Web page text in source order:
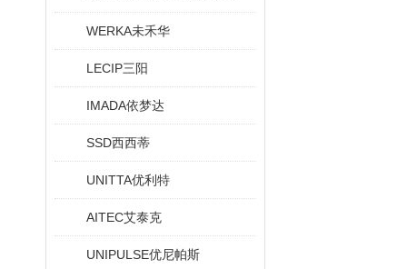
WERKA未禾华
LECIP三阳
IMADA依梦达
SSD西西蒂
UNITTA优利特
AITEC艾泰克
UNIPULSE优尼帕斯